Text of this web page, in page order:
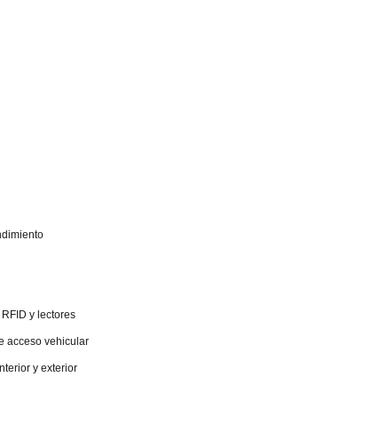
y lectores
acceso vehicular
y exterior